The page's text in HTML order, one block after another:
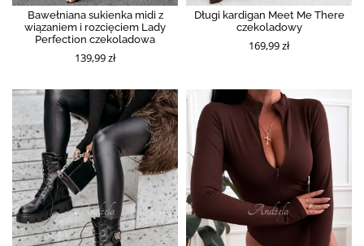
Bawełniana sukienka midi z
wiązaniem i rozcięciem Lady
Perfection czekoladowa
139,99 zł
Długi kardigan Meet Me There
czekoladowy
169,99 zł